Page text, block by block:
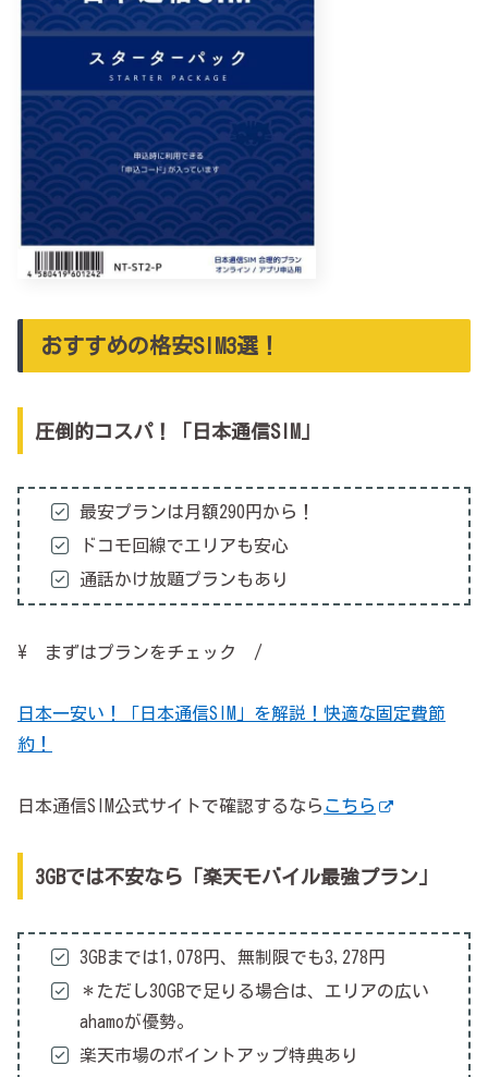
おすすめの格安SIM3選！
圧倒的コスパ！「日本通信SIM」
最安プランは月額290円から！
ドコモ回線でエリアも安心
通話かけ放題プランもあり
\ まずはプランをチェック /
日本一安い！「日本通信SIM」を解説！快適な固定費節
約！
日本通信SIM公式サイトで確認するなら こちら
3GBでは不安なら「楽天モバイル最強プラン」
3GBまでは1,078円、無制限でも3,278円
＊ただし30GBで足りる場合は、エリアの広い
ahamoが優勢。
楽天市場のポイントアップ特典あり